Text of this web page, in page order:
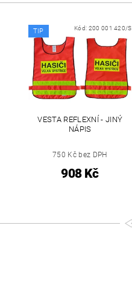
TIP Kód: 200 001 420/S
VESTA REFLEXNÍ - JINÝ
NÁPIS
750 Kč bez DPH
908 Kč